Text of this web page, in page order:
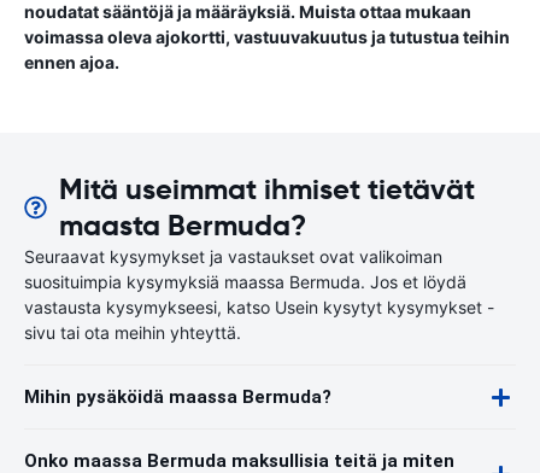
noudatat sääntöjä ja määräyksiä. Muista ottaa mukaan
voimassa oleva ajokortti, vastuuvakuutus ja tutustua teihin
ennen ajoa.
Mitä useimmat ihmiset tietävät
maasta Bermuda?
Seuraavat kysymykset ja vastaukset ovat valikoiman
suosituimpia kysymyksiä maassa Bermuda. Jos et löydä
vastausta kysymykseesi, katso Usein kysytyt kysymykset -
sivu tai ota meihin yhteyttä.
Mihin pysäköidä maassa Bermuda?
Onko maassa Bermuda maksullisia teitä ja miten